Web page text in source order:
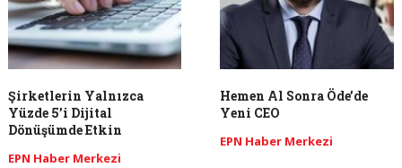
Şirketlerin Yalnızca
Yüzde 5’i Dijital
Dönüşümde Etkin
EPN Haber Merkezi
Hemen Al Sonra Öde’de
Yeni CEO
EPN Haber Merkezi